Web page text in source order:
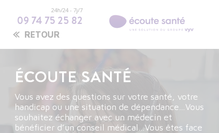
RETOUR
24h/24 - 7j/7
09 74 75 25 82
ÉCOUTE SANTÉ
Vous avez des questions sur votre santé, votre
handicap ou une situation de dépendance…Vous
souhaitez échanger avec un médecin et
bénéficier d’un conseil médical…Vous êtes face